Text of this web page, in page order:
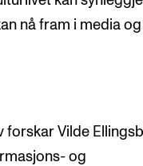
nå fram i media
forskar Vilde
og